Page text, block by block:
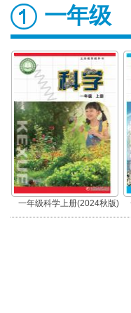
一年级
一年级科学上册(2024秋版)